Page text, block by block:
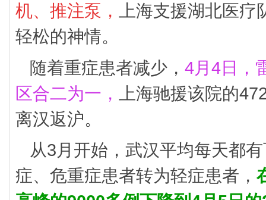
机、推注泵，
上海支援湖北医
轻松的神情。
随着重症患者减少， 4月4日，
区合二为一，
上海驰援该院的
离汉返沪。
从3月开始，武汉平均每天都
症、危重症患者转为轻症患者，